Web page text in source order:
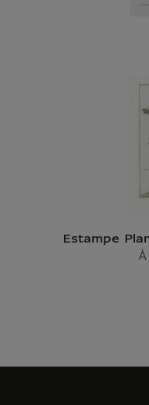
Estampe
À